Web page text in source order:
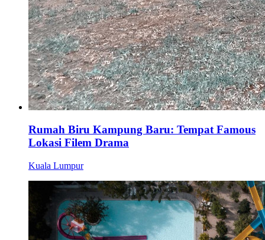
Rumah Biru Kampung Baru: Tempat Famous
Lokasi Filem Drama
Kuala Lumpur